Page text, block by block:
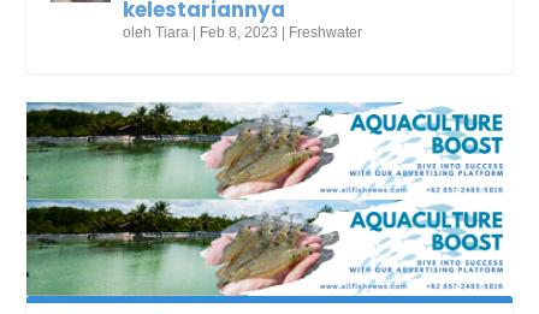
kelestariannya
olehTiara Feb 8, 2023 Freshwater